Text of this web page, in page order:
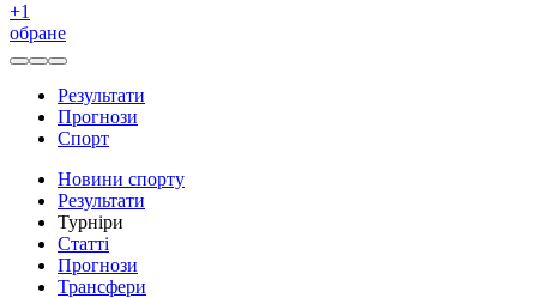
+1
обране
Результати
Прогнози
Спорт
Новини спорту
Результати
Турніри
Статті
Прогнози
Трансфери